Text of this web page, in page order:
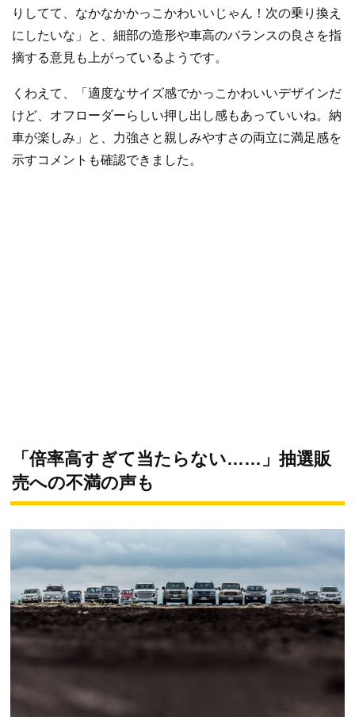
りしてて、なかなかかっこかわいいじゃん！次の乗り換え
にしたいな」と、細部の造形や車高のバランスの良さを指
摘する意見も上がっているようです。
くわえて、「適度なサイズ感でかっこかわいいデザインだ
けど、オフローダーらしい押し出し感もあっていいね。納
車が楽しみ」と、力強さと親しみやすさの両立に満足感を
示すコメントも確認できました。
「倍率高すぎて当たらない……」抽選販
売への不満の声も